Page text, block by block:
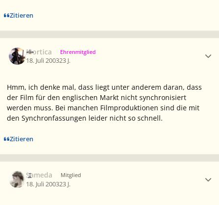
Zitieren
Mortica Ehrenmitglied
18. Juli 200323 J.
Hmm, ich denke mal, dass liegt unter anderem daran, dass
der Film für den englischen Markt nicht synchronisiert
werden muss. Bei manchen Filmproduktionen sind die mit
den Synchronfassungen leider nicht so schnell.
Zitieren
Sameda Mitglied
18. Juli 200323 J.